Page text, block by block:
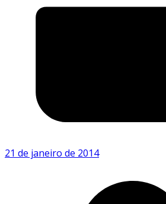
21 de janeiro de 2014